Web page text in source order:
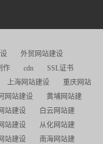
外贸网站建设
作 cdn
SSL证书
上海网站建设
重庆网站
网站建设
黄埔网站建
站建设
白云网站建
站建设
从化网站建
站建设
南海网站建